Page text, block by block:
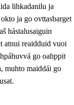
lihkadanilu ja
ja go ovttasbarget
hástalusaiguin
atnui reaidduid vuoi
go oahppit
muhto maiddái go